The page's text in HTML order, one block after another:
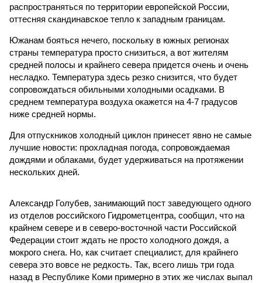
распространяться по территории европейской России,
оттесняя скандинавское тепло к западным границам.
Южанам бояться нечего, поскольку в южных регионах
страны температура просто снизиться, а вот жителям
средней полосы и крайнего севера придется очень и очень
несладко. Температура здесь резко снизится, что будет
сопровождаться обильными холодными осадками. В
среднем температура воздуха окажется на 4-7 градусов
ниже средней нормы.
Для отпускников холодный циклон принесет явно не самые
лучшие новости: прохладная погода, сопровождаемая
дождями и облаками, будет удерживаться на протяжении
нескольких дней.
Александр Голубев, занимающий пост заведующего одного
из отделов российского Гидрометцентра, сообщил, что на
крайнем севере и в северо-восточной части Российской
Федерации стоит ждать не просто холодного дождя, а
мокрого снега. Но, как считает специалист, для крайнего
севера это вовсе не редкость. Так, всего лишь три года
назад в Республике Коми примерно в этих же числах выпал